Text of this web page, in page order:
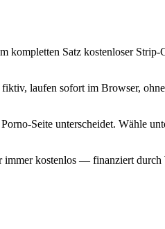
Satz kostenloser Strip-
laufen sofort im Browser,
Seite unterscheidet. Wähle
kostenlos — finanziert durch